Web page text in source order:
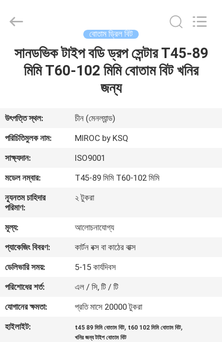
বাড়ি
আমাদের
সম্পর্কে
কারখানা
ভ্রমণ
নিয়ন্ত্রণ
যোগাযোগ
করুন
উদ্ধৃতির
জন্য
বোতাম ড্রিল বিট
সানডভিক টাইপ বডি ড্রপ সেন্টার T45-89
মিমি T60-102 মিমি বোতাম বিট খনির
জন্য
উৎপত্তি স্থল:
চীন (মেনল্যান্ড)
পরিচিতিমুলক নাম:
MIROC by KSQ
সাক্ষ্যদান:
ISO9001
মডেল নম্বার:
T45-89 মিমি T60-102 মিমি
ন্যূনতম চাহিদার
পরিমাণ:
২ টুকরা
মূল্য:
আলোচনাযোগ্য
প্যাকেজিং বিবরণ:
কার্টন বক্স বা কাঠের বাক্স
ডেলিভারি সময়:
5-15 কার্যদিবস
পরিশোধের শর্ত:
এল / সি, টি / টি
যোগানের ক্ষমতা:
প্রতি মাসে 20000 টুকরা
হাইলাইট:
t45 89 মিমি বোতাম বিট, t60 102 মিমি বোতাম বিট,
খনির জন্য টাইপ বোতাম বিট